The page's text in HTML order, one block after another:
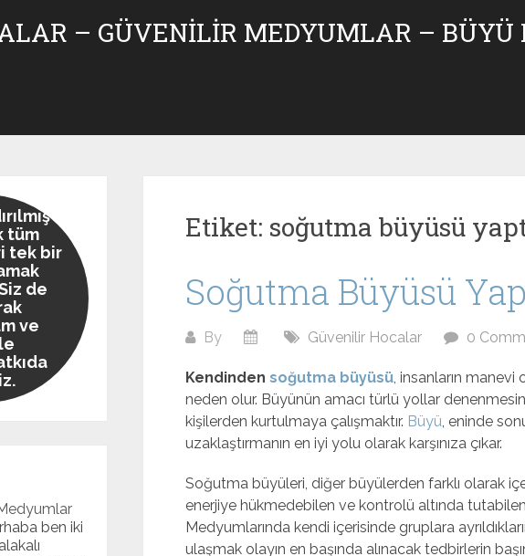
– GÜVENILIR MEDYUMLAR – BÜYÜ
Etiket: soğutma büyüsü
Soğutma Büyüsü
By Güvenilir Hocalar 0
Kendinden soğutma büyüsü, insanların manevi
neden olur. Büyünün amacı türlü yollar
kişilerden kurtulmaya çalışmaktır. Büyü, eninde
uzaklaştırmanın en iyi yolu olarak karşınıza çıkar.
Soğutma büyüleri, diğer büyülerden farklı olarak
enerjiye hükmedebilen ve kontrolü altında
Medyumlarında kendi içerisinde gruplara
ulaşmak olayın en başında alınacak tedbirlerin
tüm
tek bir
de
ve
ben iki